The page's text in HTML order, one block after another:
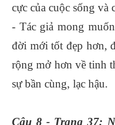
cực của cuộc sống và
- Tác giả mong
đời mới tốt đẹp hơn,
rộng mở hơn về tinh
sự bần cùng, lạc hậu.
Câu 8 - Trang 37: